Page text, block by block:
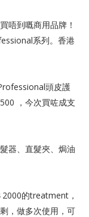
唔到嘅商用品牌！
系列。香港
頭皮護
，今次買咗成支
器、直髮夾、焗油
的treatment，
，做多次使用，可